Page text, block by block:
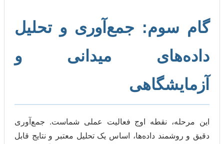
جمع‌آوری و تحلیل
میدانی و
نقطه اوج فعالیت عملی شماست. جمع‌آوری
داده‌ها، اساس یک تحلیل معتبر و نتایج قابل